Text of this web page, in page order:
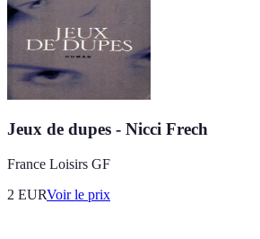
Jeux de dupes - Nicci Frech
France Loisirs GF
2 EURVoir le prix